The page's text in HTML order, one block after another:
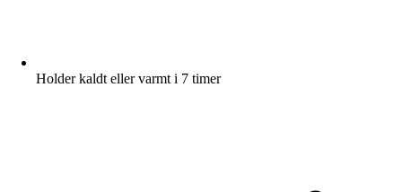
Holder kaldt eller varmt i 7 timer